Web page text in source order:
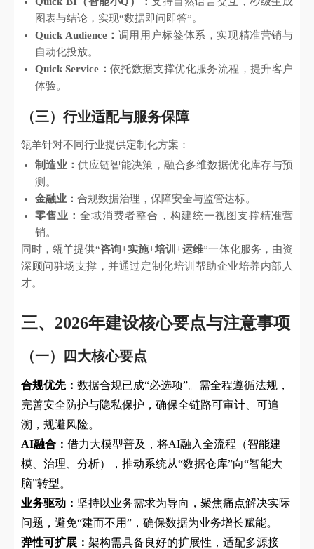
图表与结论，实现“数据即问即答”。
Quick Audience： 调用用户标签体系，实现精准营销与
自动化投放。
Quick Service：依托数据支撑优化服务流程，提升客户
体验。
（三）行业适配与服务保障
瓴羊针对不同行业提供定制化方案：
制造业：供应链智能决策，融合多维数据优化库存与预
测。
金融业： 合规数据治理，保障安全与监管达标。
零售业：全域消费者整合，构建统一视图支撑精准营
销。
同时，瓴羊提供“咨询+实施+培训+运维”一体化服务，由资
深顾问驻场支撑，并通过定制化培训帮助企业培养内部人
才。
三、2026年建设核心要点与注意事项
（一）四大核心要点
合规优先： 数据合规已成“必选项”。需全程遵循法规，
完善安全防护与隐私保护，确保全链路可审计、可追
溯，规避风险。
AI融合： 借力大模型普及，将AI融入全流程（智能建
模、治理、分析），推动系统从“数据仓库”向“智能大
脑”转型。
业务驱动： 坚持以业务需求为导向，聚焦痛点解决实际
问题，避免“建而不用”，确保数据为业务增长赋能。
弹性可扩展： 架构需具备良好的扩展性，适配多源接